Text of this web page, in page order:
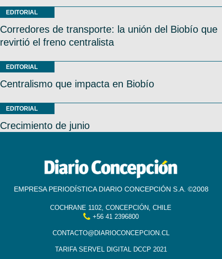
EDITORIAL
Corredores de transporte: la unión del Biobío que
revirtió el freno centralista
EDITORIAL
Centralismo que impacta en Biobío
EDITORIAL
Crecimiento de junio
EMPRESA PERIODÍSTICA DIARIO CONCEPCIÓN S.A. ©2008
COCHRANE 1102, CONCEPCIÓN, CHILE
+56 41 2396800
CONTACTO@DIARIOCONCEPCION.CL
TARIFA SERVEL DIGITAL DCCP 2021